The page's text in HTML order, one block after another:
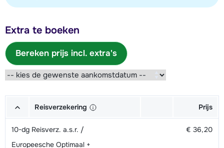
Extra te boeken
Bereken prijs incl. extra's
Reisverzekering Prijs
10-dg Reisverz. a.s.r. /
Europeesche Optimaal +
€ 36,20